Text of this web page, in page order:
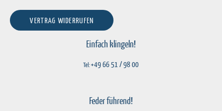
VERTRAG WIDERRUFEN
Einfach klingeln!
Tel:+49 66 51 / 98 00
Feder führend!